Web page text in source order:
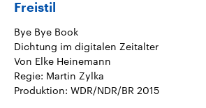
Freistil
Bye Bye Book
Dichtung im digitalen Zeitalter
Von Elke Heinemann
Regie: Martin Zylka
Produktion: WDR/NDR/BR 2015